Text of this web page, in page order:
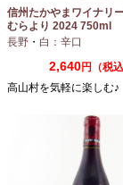
信州たかやまワイナリ
むらより 2024 750ml
長野 ・ 白：辛口
2,640円（税込
高山村を気軽に楽しむ♪